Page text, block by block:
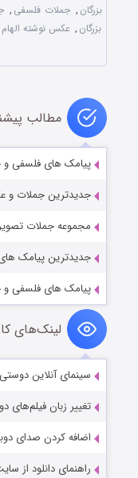
بزرگان , جملات فلسفی ,
بزرگان , عکس نوشته
مطالب
پیامک های فلسفی و جملات
جدیدترین جملات و
مجموعه جملات
جدیدترین پیامک
پیامک های فلسفی و جملات
لینک‌های
سینمای آنلاین
تغییر زبان فیلم‌های
اضافه کردن صدای
راهنمای دانلود از